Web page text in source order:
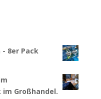
- 8er Pack
Großhandel.